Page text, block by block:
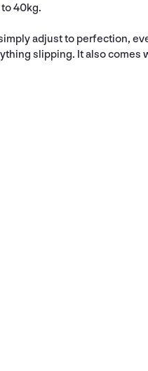
40kg.
adjust to perfection,
slipping. It also comes